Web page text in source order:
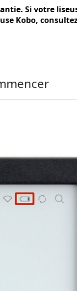
Si votre
Kobo,